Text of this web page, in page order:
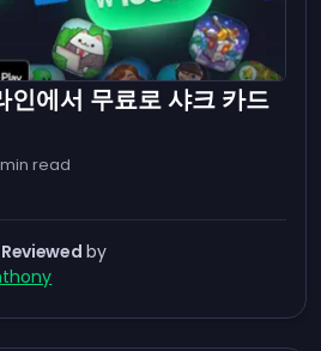
에서 무료로 샤크 카드
min read
Reviewed by